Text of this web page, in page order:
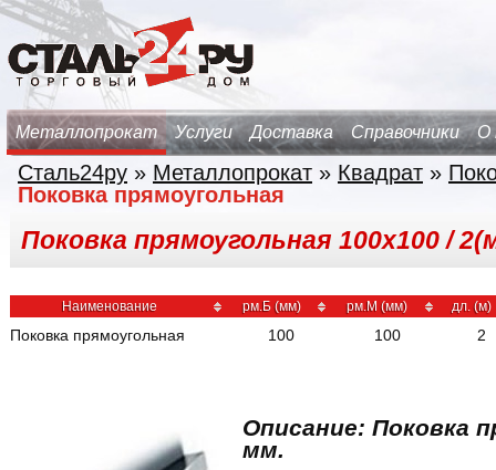
Металлопрокат Услуги Доставка Справочники О
Сталь24ру » Металлопрокат » Квадрат »
Поковка прямоугольная
Поковка прямоугольная 100х100 /
Наименование рм.Б (мм) рм.М (мм) дл. (м)
Поковка прямоугольная 100 100 2
Описание: Поковка
мм.